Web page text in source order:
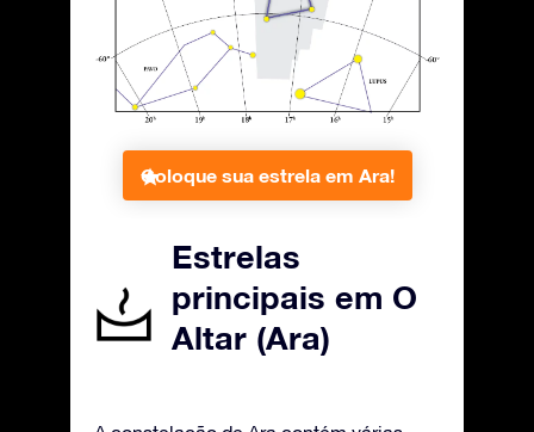
Coloque sua estrela em Ara!
Estrelas
principais em O
Altar (Ara)